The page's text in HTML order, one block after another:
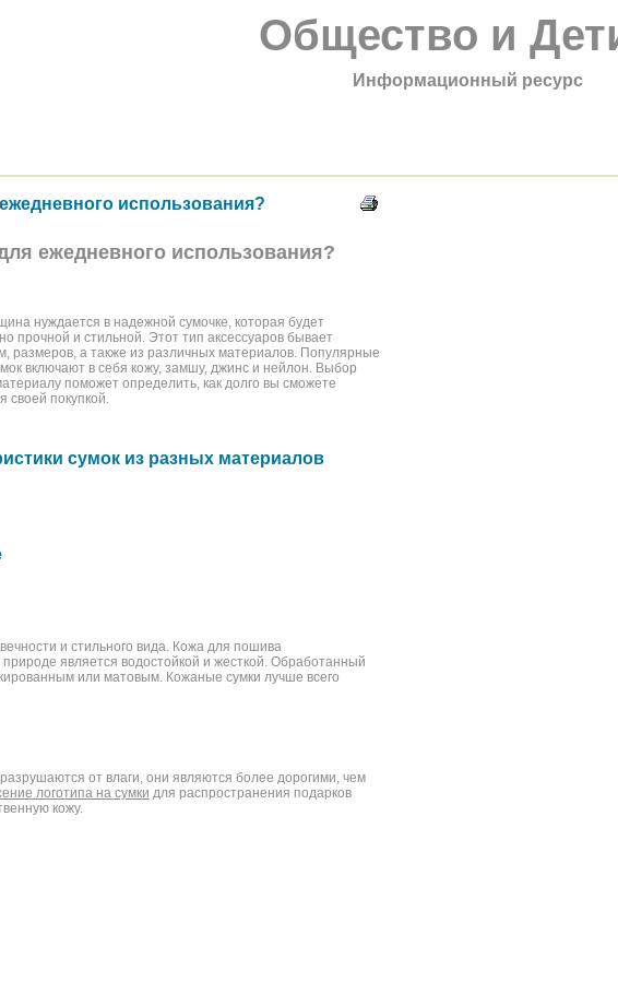
Общество и
Информационный ресурс
использования?
ежедневного использования?
нуждается в надежной сумочке, которая будет
прочной и стильной. Этот тип аксессуаров бывает
размеров, а также из различных материалов. Популярные
включают в себя кожу, замшу, джинс и нейлон. Выбор
поможет определить, как долго вы сможете
своей покупкой.
сумок из разных материалов
и стильного вида. Кожа для пошива
является водостойкой и жесткой. Обработанный
или матовым. Кожаные сумки лучше всего
от влаги, они являются более дорогими, чем
логотипа на сумки для распространения подарков
кожу.